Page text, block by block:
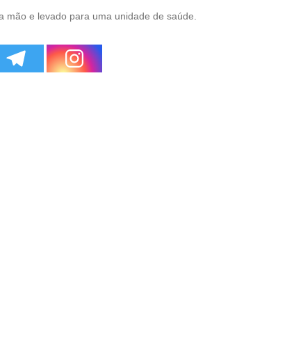
e levado para uma unidade de saúde.